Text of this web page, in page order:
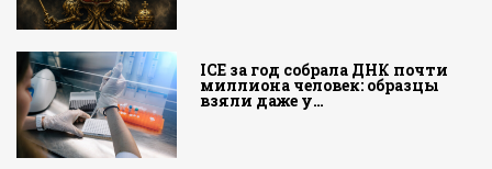
ICE за год собрала ДНК почти
миллиона человек: образцы
взяли даже у…